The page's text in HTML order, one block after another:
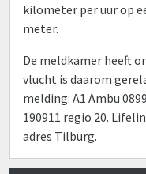
kilometer per uur op
meter.
De meldkamer heeft
vlucht is daarom
melding: A1 Ambu
190911 regio 20.
adres Tilburg.